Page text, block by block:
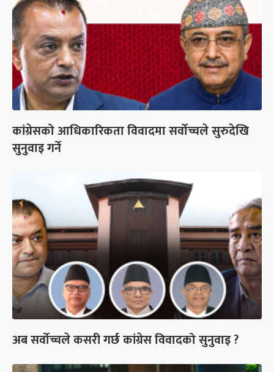
कांग्रेसको आधिकारिकता विवादमा सर्वोच्चले सुरुदेखि
सुनुवाइ गर्ने
अब सर्वोच्चले कसरी गर्छ कांग्रेस विवादको सुनुवाइ ?